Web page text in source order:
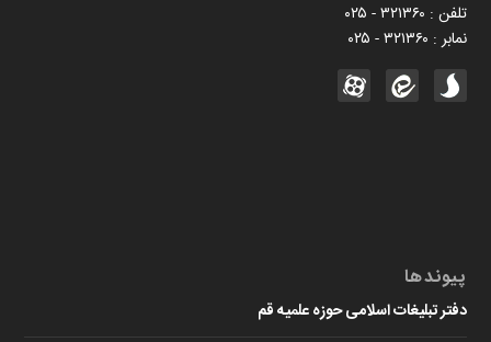
تلفن : ۳۲۱۳۶۰ - ۰۲۵
نمابر : ۳۲۱۳۶۰ - ۰۲۵
پیوندها
دفتر تبلیغات اسلامی حوزه علمیه قم